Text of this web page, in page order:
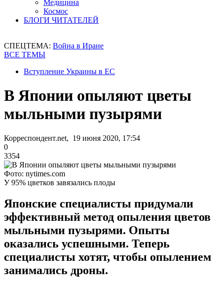
Медицина
Космос
БЛОГИ ЧИТАТЕЛЕЙ
СПЕЦТЕМА: Война в Иране
ВСЕ ТЕМЫ
Вступление Украины в ЕС
В Японии опыляют цветы
мыльными пузырями
Корреспондент.net, 19 июня 2020, 17:54
0
3354
Фото: nytimes.com
У 95% цветков завязались плоды
Японские специалисты придумали
эффективный метод опыления цветов
мыльными пузырями. Опыты
оказались успешными. Теперь
специалисты хотят, чтобы опылением
занимались дроны.